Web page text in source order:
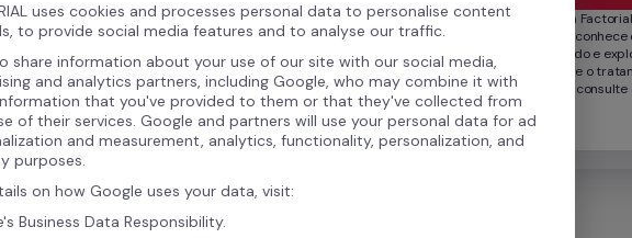
prazos e evitando riscos
eficiente e sem
destes
Ao enviar este formulário da
condições
da Factorial e
dados para gerir o seu pedido e
Para mais informações sobre o
direitos ao abrigo do RGPD, consulte
Privacidade
uses cookies and processes personal data to personalise content
to provide social media features and to analyse our traffic.
share information about your use of our site with our social media,
and analytics partners, including Google, who may combine it with
that you've provided to them or that they've collected from
of their services. Google and partners will use your personal data for ad
and measurement, analytics, functionality, personalization, and
purposes.
on how Google uses your data, visit:
Business Data Responsibility.